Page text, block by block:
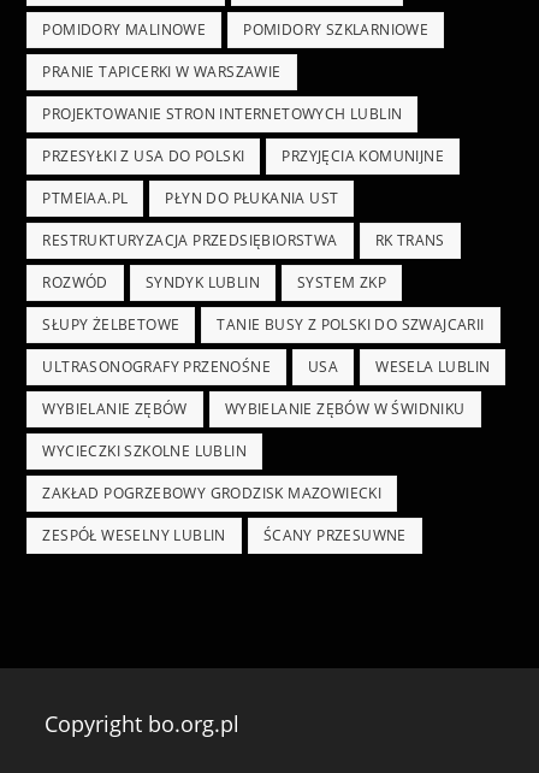
POMIDORY MALINOWE POMIDORY SZKLARNIOWE
PRANIE TAPICERKI W WARSZAWIE
PROJEKTOWANIE STRON INTERNETOWYCH LUBLIN
PRZESYŁKI Z USA DO POLSKI PRZYJĘCIA KOMUNIJNE
PTMEIAA.PL PŁYN DO PŁUKANIA UST
RESTRUKTURYZACJA PRZEDSIĘBIORSTWA RK TRANS
ROZWÓD SYNDYK LUBLIN SYSTEM ZKP
SŁUPY ŻELBETOWE TANIE BUSY Z POLSKI DO SZWAJCARII
ULTRASONOGRAFY PRZENOŚNE USA WESELA LUBLIN
WYBIELANIE ZĘBÓW WYBIELANIE ZĘBÓW W ŚWIDNIKU
WYCIECZKI SZKOLNE LUBLIN
ZAKŁAD POGRZEBOWY GRODZISK MAZOWIECKI
ZESPÓŁ WESELNY LUBLIN ŚCANY PRZESUWNE
Copyright bo.org.pl